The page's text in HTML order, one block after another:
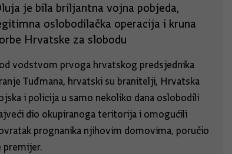
je bila briljantna vojna pobjeda,
oslobodilačka operacija i kruna
Hrvatske za slobodu
vodstvom prvoga hrvatskog predsjednika
Tuđmana, hrvatski su branitelji, Hrvatska
i policija u samo nekoliko dana oslobodili
dio okupiranoga teritorija i omogućili
prognanika njihovim domovima, poručio
premijer.